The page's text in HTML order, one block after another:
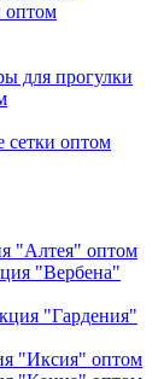
оптом
для прогулки
оптом
"Алтея" оптом
"Вербена"
"Гардения"
"Иксия" оптом